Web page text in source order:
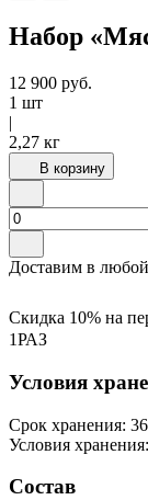
Набор
12 900 руб.
1 шт
|
2,27 кг
В корзину
Доставим в
Скидка 10% на
1РАЗ
Условия
Срок хранения:
Условия
Состав